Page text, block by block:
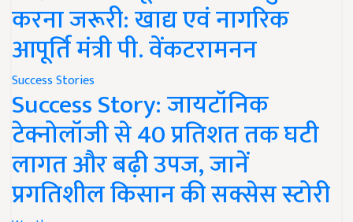
करना जरूरी: खाद्य एवं नागरिक
आपूर्ति मंत्री पी. वेंकटरामनन
Success Stories
Success Story: जायटॉनिक
टेक्नोलॉजी से 40 प्रतिशत तक घटी
लागत और बढ़ी उपज, जानें
प्रगतिशील किसान की सक्सेस स्टोरी